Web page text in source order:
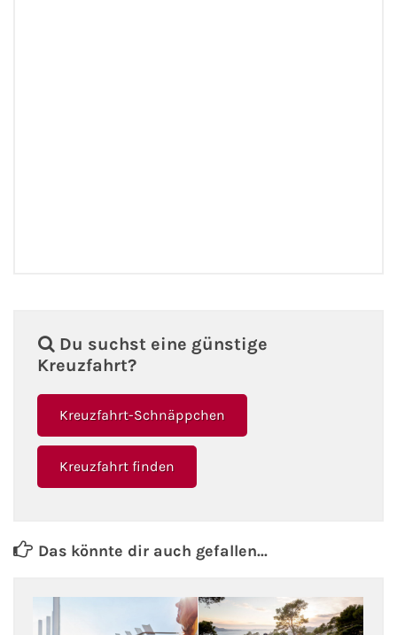
Du suchst eine günstige
Kreuzfahrt?
Kreuzfahrt-Schnäppchen
Kreuzfahrt finden
Das könnte dir auch gefallen...